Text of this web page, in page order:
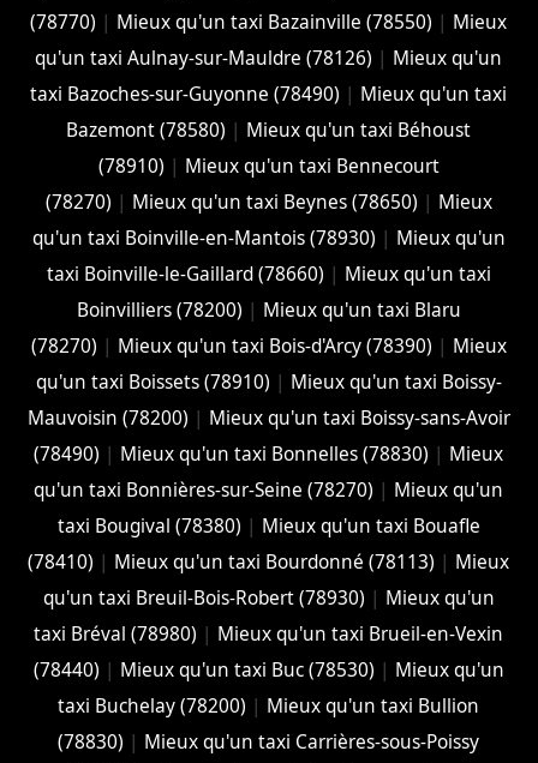
(78770) | Mieux qu'un taxi Bazainville (78550) | Mieux
qu'un taxi Aulnay-sur-Mauldre (78126) | Mieux qu'un
taxi Bazoches-sur-Guyonne (78490) | Mieux qu'un taxi
Bazemont (78580) | Mieux qu'un taxi Béhoust
(78910) | Mieux qu'un taxi Bennecourt
(78270) | Mieux qu'un taxi Beynes (78650) | Mieux
qu'un taxi Boinville-en-Mantois (78930) | Mieux qu'un
taxi Boinville-le-Gaillard (78660) | Mieux qu'un taxi
Boinvilliers (78200) | Mieux qu'un taxi Blaru
(78270) | Mieux qu'un taxi Bois-d'Arcy (78390) | Mieux
qu'un taxi Boissets (78910) | Mieux qu'un taxi Boissy-
Mauvoisin (78200) | Mieux qu'un taxi Boissy-sans-Avoir
(78490) | Mieux qu'un taxi Bonnelles (78830) | Mieux
qu'un taxi Bonnières-sur-Seine (78270) | Mieux qu'un
taxi Bougival (78380) | Mieux qu'un taxi Bouafle
(78410) | Mieux qu'un taxi Bourdonné (78113) | Mieux
qu'un taxi Breuil-Bois-Robert (78930) | Mieux qu'un
taxi Bréval (78980) | Mieux qu'un taxi Brueil-en-Vexin
(78440) | Mieux qu'un taxi Buc (78530) | Mieux qu'un
taxi Buchelay (78200) | Mieux qu'un taxi Bullion
(78830) | Mieux qu'un taxi Carrières-sous-Poissy